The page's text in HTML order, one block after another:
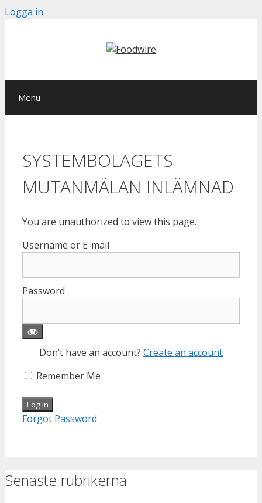
Skip
Logga in
Menu
SYSTEMBOLAGETS
MUTANMÄLAN INLÄMNAD
You are unauthorized to view this page.
Username or E-mail
Password
Don’t have an account? Create an account
Remember Me
Forgot Password
Senaste rubrikerna